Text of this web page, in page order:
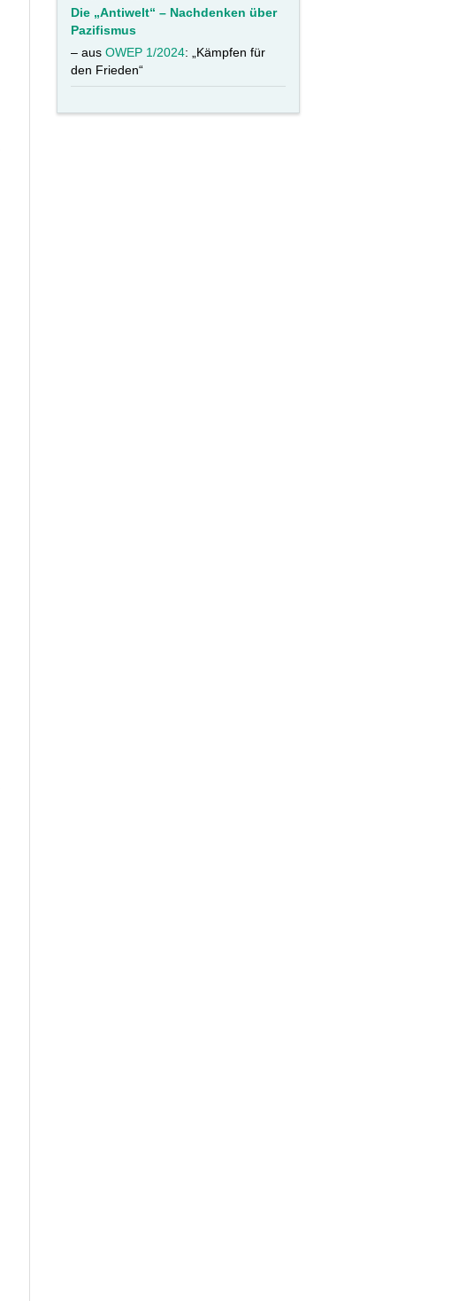
Die „Antiwelt“ – Nachdenken über
Pazifismus
– aus OWEP 1/2024: „Kämpfen für
den Frieden“